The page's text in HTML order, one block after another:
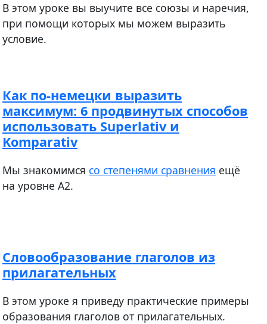
В этом уроке вы выучите все союзы и наречия,
при помощи которых мы можем выразить
условие.
Как по-немецки выразить
максимум: 6 продвинутых способов
использовать Superlativ и
Komparativ
Мы знакомимся со степенями сравнения ещё
на уровне A2.
Словообразование глаголов из
прилагательных
В этом уроке я приведу практические примеры
образования глаголов от прилагательных.